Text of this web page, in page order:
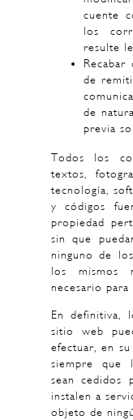
cuente
los
resulte
de
de
previa
Todos los
textos,
tecnología,
y códigos
propiedad
sin que
ninguno de
los mismos
necesario
En definitiva,
sitio web
efectuar, en
siempre que
sean cedidos
instalen a
objeto de